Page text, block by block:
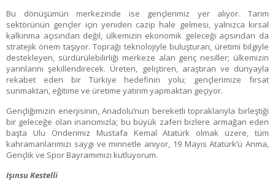
Bu dönüşümün merkezinde ise gençlerimiz yer alıyor. Tarım
sektörünün gençler için yeniden cazip hale gelmesi, yalnızca kırsal
kalkınma açısından değil, ülkemizin ekonomik geleceği açısından da
stratejik önem taşıyor. Toprağı teknolojiyle buluşturan, üretimi bilgiyle
destekleyen, sürdürülebilirliği merkeze alan genç nesiller; ülkemizin
yarınlarını şekillendirecek. Üreten, geliştiren, araştıran ve dünyayla
rekabet eden bir Türkiye hedefinin yolu; gençlerimize fırsat
sunmaktan, eğitime ve üretime yatırım yapmaktan geçiyor.
Gençliğimizin enerjisinin, Anadolu’nun bereketli topraklarıyla birleştiği
bir geleceğe olan inancımızla; bu büyük zaferi bizlere armağan eden
başta Ulu Önderimiz Mustafa Kemal Atatürk olmak üzere, tüm
kahramanlarımızı saygı ve minnetle anıyor, 19 Mayıs Atatürk’ü Anma,
Gençlik ve Spor Bayramımızı kutluyorum.
Işınsu Kestelli